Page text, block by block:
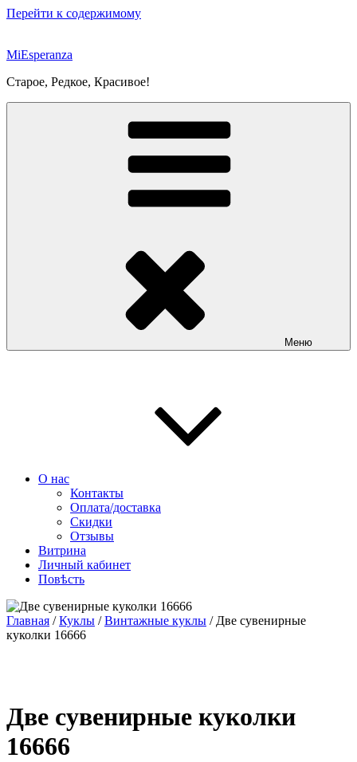
Перейти к содержимому
MiEsperanza
Старое, Редкое, Красивое!
Меню
О нас
Контакты
Оплата/доставка
Скидки
Отзывы
Витрина
Личный кабинет
Повѣсть
Главная /Куклы /Винтажные куклы / Две сувенирные
куколки 16666
Две сувенирные куколки
16666